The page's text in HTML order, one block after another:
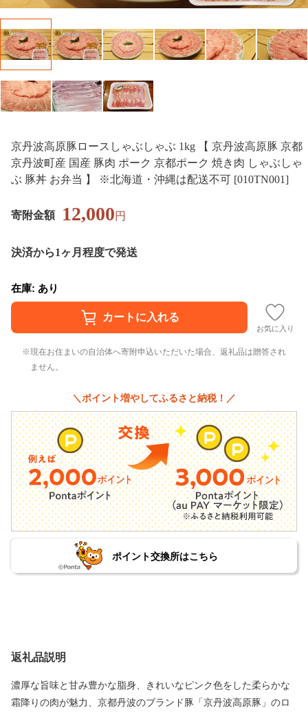
京丹波高原豚ロースしゃぶしゃぶ 1kg 【 京丹波高原豚 京都
京丹波町産 国産 豚肉 ポーク 京都ポーク 焼き肉 しゃぶしゃ
ぶ 豚丼 お弁当 】 ※北海道・沖縄は配送不可 [010TN001]
寄附金額 12,000円
決済から1ヶ月程度で発送
在庫: あり
お気に入り
現在お住まいの自治体へ寄附申込いただいた場合、返礼品は贈答され
ません。
＼ポイント増やしてふるさと納税！／
ポイント交換所はこちら
返礼品説明
濃厚な旨味と甘み豊かな脂身、きれいなピンク色をした柔らかな
霜降りの肉が魅力、京都丹波のブランド豚「京丹波高原豚」のロ